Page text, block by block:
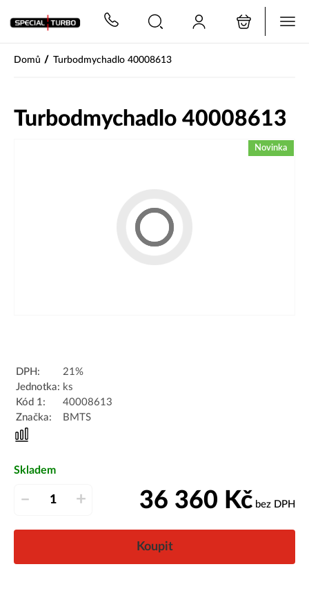
Domů / Turbodmychadlo 40008613
Turbodmychadlo 40008613
Novinka
DPH:
21%
Jednotka: ks
Kód 1:
40008613
Značka:
BMTS
Skladem
– + 36 360 Kč bez DPH
Koupit